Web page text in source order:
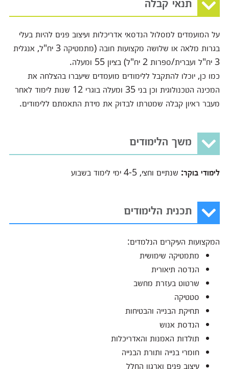
על המועמדים למסלול הנדסאי אדריכלות ועיצוב פנים להיות בעלי
בגרות מלאה או שלושה מקצועות חובה (מתמטיקה 3 יח"ל, אנגלית
3 יח"ל ועברית/ספרות 2 יח"ל) בציון 55 ומעלה.
כמו כן, יוכלו להתקבל ללימודים מועמדים שיעברו בהצלחה את
המכינה הטכנולוגית וכן בני 35 ומעלה בוגרי 12 שנות לימוד לאחר
מעבר ראיון קבלה שמטרתו לבדוק את מידת התאמתם ללימודים.
משך הלימודים
לימודי בוקר: שנתיים וחצי, 4-5 ימי לימוד בשבוע
תכנית הלימודים
המקצועות העיקרים הנלמדים:
מתמטיקה שימושית
הנדסה תיאורית
שרטוט בעזרת מחשב
סטטיקה
תחיקת הבנייה והבטיחות
הנדסת אנוש
תולדות האמנות והאדריכלות
חומרי בנייה ותורת הבנייה
עיצוב פנים וארגון החלל